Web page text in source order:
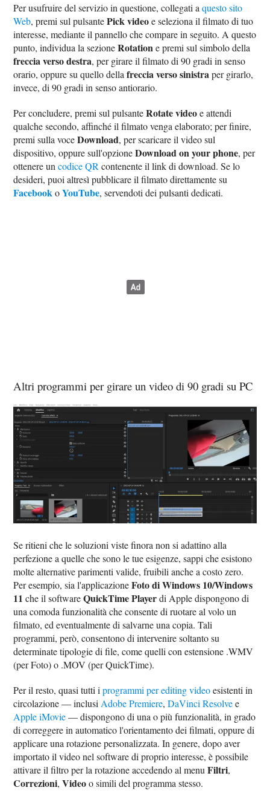
Per usufruire del servizio in questione, collegati aquesto sito
Web, premi sul pulsantePick videoe seleziona il filmato di tuo
interesse, mediante il pannello che compare in seguito. A questo
punto, individua la sezioneRotatione premi sul simbolo della
freccia verso destra, per girare il filmato di 90 gradi in senso
orario, oppure su quello dellafreccia verso sinistraper girarlo,
invece, di 90 gradi in senso antiorario.
Per concludere, premi sul pulsanteRotate videoe attendi
qualche secondo, affinché il filmato venga elaborato; per finire,
premi sulla voceDownload, per scaricare il video sul
dispositivo, oppure sull'opzioneDownload on your phone, per
ottenere uncodice QR contenente il link di download. Se lo
desideri, puoi altresì pubblicare il filmato direttamente su
FacebookoYouTube, servendoti dei pulsanti dedicati.
Altri programmi per girare un video di 90 gradi su PC
Se ritieni che le soluzioni viste finora non si adattino alla
perfezione a quelle che sono le tue esigenze, sappi che esistono
molte alternative parimenti valide, fruibili anche a costo zero.
Per esempio, sia l'applicazioneFoto di Windows 10/Windows
11 che il softwareQuickTime Playerdi Apple dispongono di
una comoda funzionalità che consente di ruotare al volo un
filmato, ed eventualmente di salvarne una copia. Tali
programmi, però, consentono di intervenire soltanto su
determinate tipologie di file, come quelli con estensione .WMV
(per Foto) o .MOV (per QuickTime).
Per il resto, quasi tutti iprogrammi per editing videoesistenti in
circolazione — inclusiAdobe Premiere,DaVinci Resolvee
Apple iMovie— dispongono di una o più funzionalità, in grado
di correggere in automatico l'orientamento dei filmati, oppure di
applicare una rotazione personalizzata. In genere, dopo aver
importato il video nel software di proprio interesse, è possibile
attivare il filtro per la rotazione accedendo al menuFiltri,
Correzioni,Videoo simili del programma stesso.